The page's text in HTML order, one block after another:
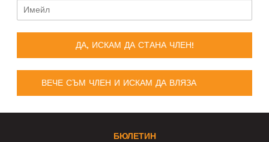
ДА, ИСКАМ ДА СТАНА ЧЛЕН!
ВЕЧЕ СЪМ ЧЛЕН И ИСКАМ ДА ВЛЯЗА
БЮЛЕТИН